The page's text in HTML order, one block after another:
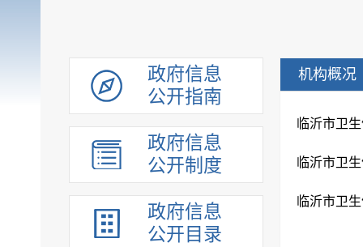
政府信息
公开指南
政府信息
公开制度
政府信息
公开目录
机构概况
临沂市卫
临沂市卫
临沂市卫